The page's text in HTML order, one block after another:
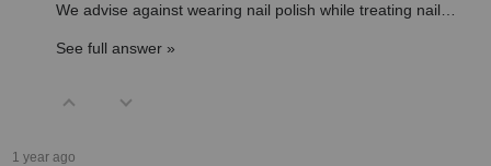
We advise against wearing nail polish while treating nail…
See full answer »
1 year ago